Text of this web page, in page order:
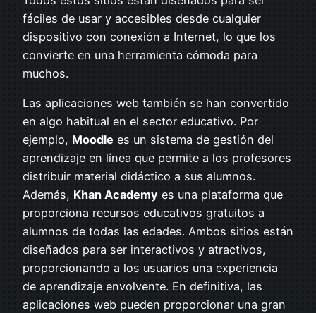
fáciles de usar y accesibles desde cualquier
dispositivo con conexión a Internet, lo que los
convierte en una herramienta cómoda para
muchos.
Las aplicaciones web también se han convertido
en algo habitual en el sector educativo. Por
ejemplo, Moodle es un sistema de gestión del
aprendizaje en línea que permite a los profesores
distribuir material didáctico a sus alumnos.
Además, Khan Academy es una plataforma que
proporciona recursos educativos gratuitos a
alumnos de todas las edades. Ambos sitios están
diseñados para ser interactivos y atractivos,
proporcionando a los usuarios una experiencia
de aprendizaje envolvente. En definitiva, las
aplicaciones web pueden proporcionar una gran